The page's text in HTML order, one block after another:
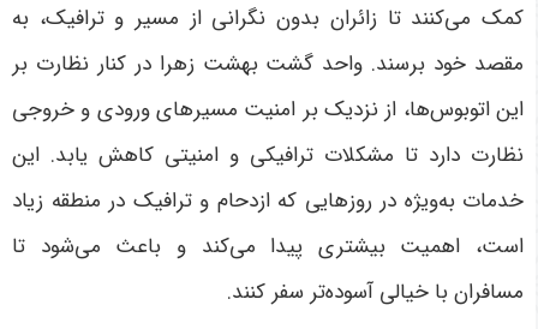
کمک می‌کنند تا زائران بدون نگرانی از مسیر و ترافیک، به
مقصد خود برسند. واحد گشت بهشت زهرا در کنار نظارت بر
این اتوبوس‌ها، از نزدیک بر امنیت مسیرهای ورودی و خروجی
نظارت دارد تا مشکلات ترافیکی و امنیتی کاهش یابد. این
خدمات به‌ویژه در روزهایی که ازدحام و ترافیک در منطقه زیاد
است، اهمیت بیشتری پیدا می‌کند و باعث می‌شود تا
مسافران با خیالی آسوده‌تر سفر کنند.